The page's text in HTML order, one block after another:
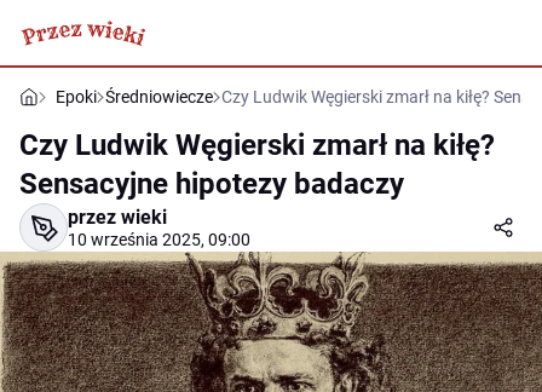
Epoki Średniowiecze Czy Ludwik Węgierski zmarł na kiłę?
Czy Ludwik Węgierski zmarł na kiłę?
Sensacyjne hipotezy badaczy
przez wieki
10 września 2025, 09:00